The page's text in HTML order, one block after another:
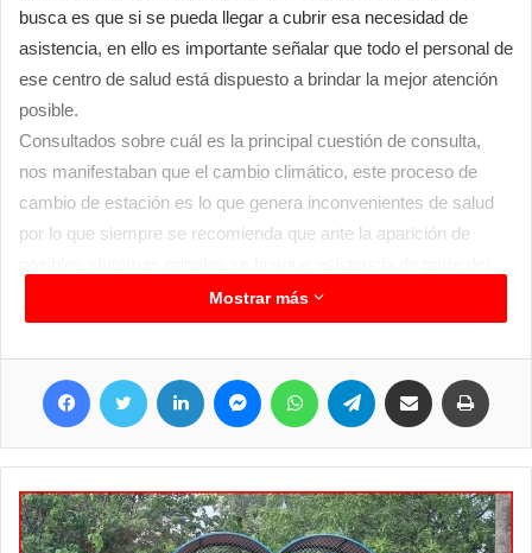
busca es que si se pueda llegar a cubrir esa necesidad de
asistencia, en ello es importante señalar que todo el personal de
ese centro de salud está dispuesto a brindar la mejor atención
posible.
Consultados sobre cuál es la principal cuestión de consulta,
nos manifestaban que el cambio climático, este proceso de
cambio de estación es lo que genera inconvenientes de salud
por lo que siempre se recomienda que ante la aparición de
médico o persona de salud y de acuerdo a los síntomas que se
presentan también se puede proceder a la realización de
hisopados para descartar cualquier duda con respecto al covid-
19. Los días martes son los días de mayor presencia según
nos manifestaban ya que allí existe una atención integral.
Mostrar más
Facebook Twitter LinkedIn MessengerWhatsApp Telegram Compartir por correo electrónico